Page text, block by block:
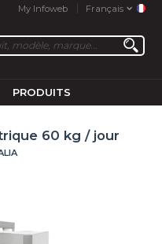
My Infoweb Français
PRODUITS
60 kg / jour